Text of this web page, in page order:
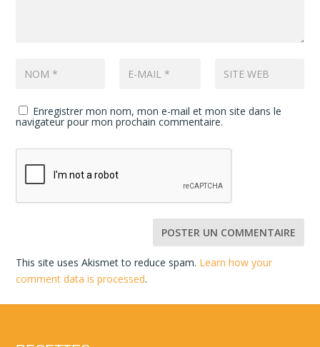
Enregistrer mon nom, mon e-mail et mon site dans le
navigateur pour mon prochain commentaire.
This site uses Akismet to reduce spam. Learn how your
comment data is processed.